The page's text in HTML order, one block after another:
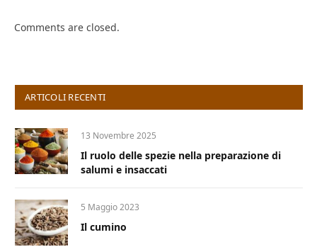
Comments are closed.
ARTICOLI RECENTI
13 Novembre 2025
Il ruolo delle spezie nella preparazione di
salumi e insaccati
5 Maggio 2023
Il cumino